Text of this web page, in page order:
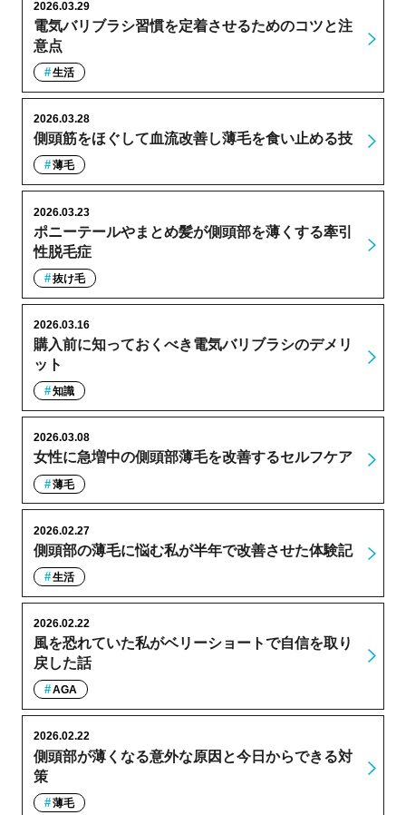
電気バリブラシ習慣を定着させるためのコツと注
意点
2026.03.29
生活
側頭筋をほぐして血流改善し薄毛を食い止める技
2026.03.28
薄毛
ポニーテールやまとめ髪が側頭部を薄くする牽引
性脱毛症
2026.03.23
抜け毛
購入前に知っておくべき電気バリブラシのデメリ
ット
2026.03.16
知識
女性に急増中の側頭部薄毛を改善するセルフケア
2026.03.08
薄毛
側頭部の薄毛に悩む私が半年で改善させた体験記
2026.02.27
生活
風を恐れていた私がベリーショートで自信を取り
戻した話
2026.02.22
AGA
側頭部が薄くなる意外な原因と今日からできる対
策
2026.02.22
薄毛